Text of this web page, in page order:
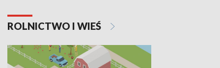
ROLNICTWO I WIEŚ